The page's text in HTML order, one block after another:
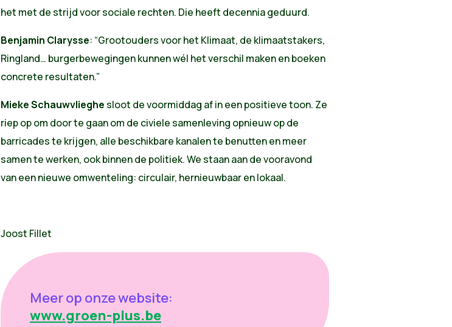
het met de strijd voor sociale rechten. Die heeft decennia geduurd.
Benjamin Clarysse: “Grootouders voor het Klimaat, de klimaatstakers,
Ringland… burgerbewegingen kunnen wél het verschil maken en boeken
concrete resultaten.”
Mieke Schauwvlieghesloot de voormiddag af in een positieve toon. Ze
riep op om door te gaan om de civiele samenleving opnieuw op de
barricades te krijgen, alle beschikbare kanalen te benutten en meer
samen te werken, ook binnen de politiek. We staan aan de vooravond
van een nieuwe omwenteling: circulair, hernieuwbaar en lokaal.
Joost Fillet
Meer op onze website:
www.groen-plus.be